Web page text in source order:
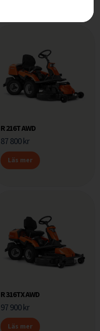
R 216T AWD
87 800kr
Läs mer
R 316TX AWD
97 900kr
Läs mer